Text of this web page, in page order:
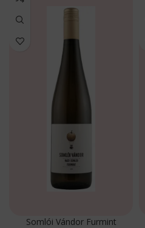
Somlói Vándor Furmint